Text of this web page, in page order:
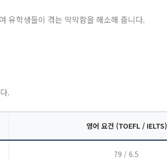
유학생들이 겪는 막막함을 해소해 줍니다.
.
영어 요건 (TOEFL / IELTS)
79 / 6.5